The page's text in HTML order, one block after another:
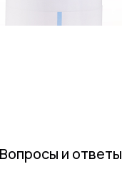
Вопросы и ответы